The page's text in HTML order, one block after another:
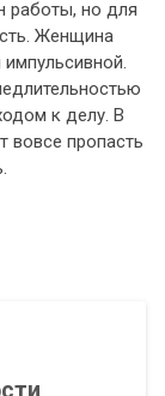
работы, но для
Женщина
к делу. В
вовсе пропасть